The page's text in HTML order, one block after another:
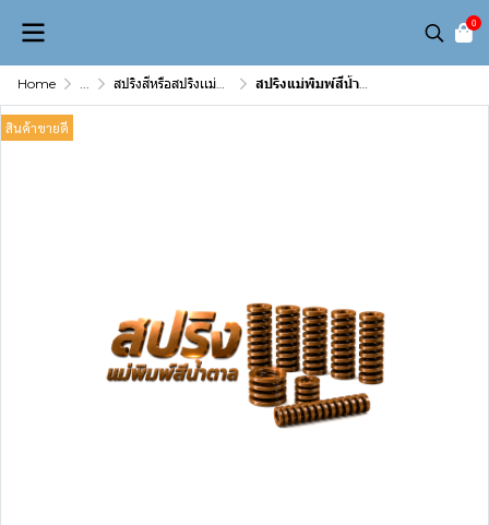
0
Home ... สปริงสีหรือสปริงเเม่พิมพ์( Die spring) สปริงแม่พิมพ์สีน้ำตาล
สินค้าขายดี